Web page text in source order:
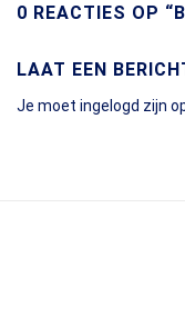
0 REACTIES OP
LAAT EEN
Je moet ingelogd zijn